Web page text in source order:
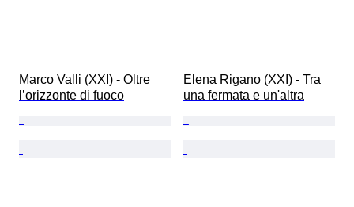
Marco Valli (XXI) - Oltre
l’orizzonte di fuoco
Elena Rigano (XXI) - Tra
una fermata e un'altra